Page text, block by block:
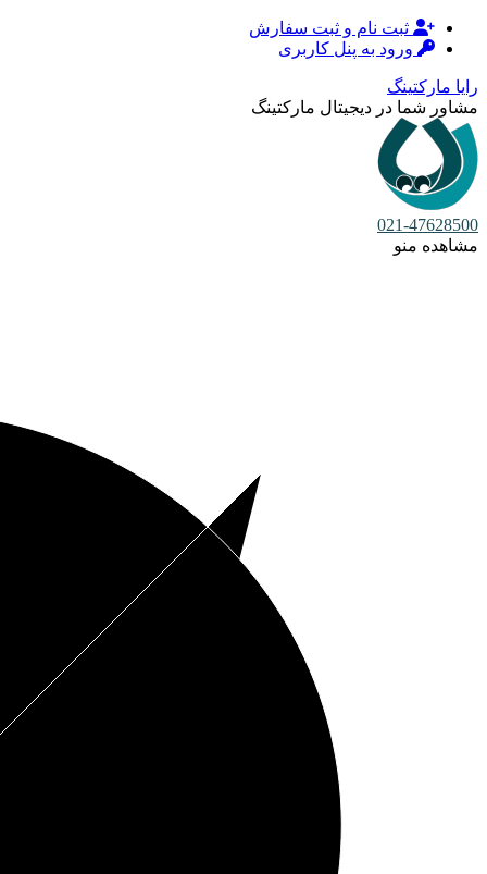
ثبت نام و ثبت سفارش
ورود به پنل کاربری
رایا مارکتینگ
مشاور شما در دیجیتال مارکتینگ
021-47628500
مشاهده منو